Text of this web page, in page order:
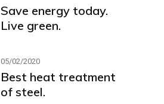
Save energy today.
Live green.
05/02/2020
Best heat treatment
of steel.